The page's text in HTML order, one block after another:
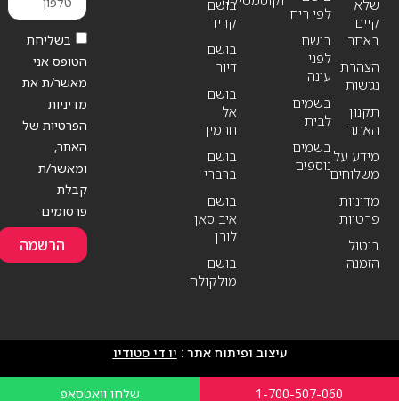
שלא
קיים
באתר
הצהרת
נגישות
תקנון
האתר
מידע על
משלוחים
מדיניות
פרטיות
ביטול
הזמנה
לפי ריח
בושם
לפני
עונה
בשמים
לבית
בשמים
נוספים
בושם
קריד
בושם
דיור
בושם
אל
חרמין
בושם
ברברי
בושם
איב סאן
לורן
בושם
מולקולה
בשליחת
הטופס אני
מאשר/ת את
מדיניות
הפרטיות של
האתר,
ומאשר/ת
קבלת
פרסומים
הרשמה
עיצוב ופיתוח אתר : יו די סטודיו
1-700-507-060 שלחו וואטסאפ